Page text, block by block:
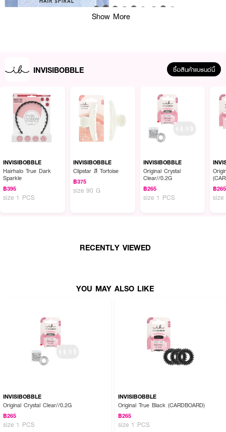
ผลลัพธ์ที่ได้ :
● ยางรัดผมเรซิ่นเกรดพรีเมียม นำเข้าจากเยอรมัน
● รุ่น power ขนาดใหญ่ เหมาะสำหรับผมหนา คนที่ชอบรัดผมแน่นๆ หรือ ใช้ขณะ
● ไม่เป็นรอย
● ไม่ปวดศรีษะ
● ถนอมเส้นผม
Show More
INVISIBOBBLE ซื้อสินค้าแบรนด์นี้
INVISIBOBBLE
Hairhalo True Dark
Sparkle
฿395
size 1 PCS
INVISIBOBBLE
Clipstar สี Tortoise
฿375
size 90 G
INVISIBOBBLE
Original Crystal
Clear//0.2G
฿265
size 1 PCS
฿265
size
RECENTLY VIEWED
YOU MAY ALSO LIKE
INVISIBOBBLE
Original Crystal Clear//0.2G
฿265
size 1 PCS
INVISIBOBBLE
Original True Black (CARDBOARD)
฿265
size 1 PCS